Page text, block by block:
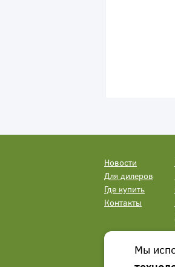
Новости
Для дилеров
Где купить
Контакты
Мы